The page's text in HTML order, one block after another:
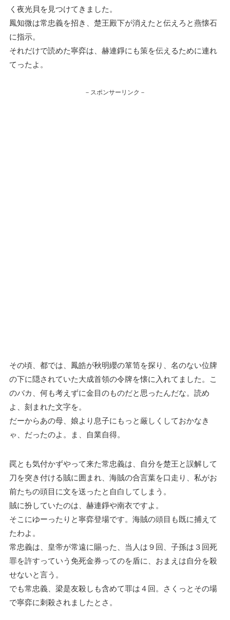
く夜光貝を見つけてきました。
鳳知微は常忠義を招き、楚王殿下が消えたと伝えろと燕懐石
に指示。
それだけで読めた寧弈は、赫連錚にも策を伝えるために連れ
てったよ。
－スポンサーリンク－
その頃、都では、鳳皓が秋明纓の箪笥を探り、名のない位牌
の下に隠されていた大成首領の令牌を懐に入れてました。こ
のバカ、何も考えずに金目のものだと思ったんだな。読め
よ、刻まれた文字を。
だーからあの母、娘より息子にもっと厳しくしておかなき
ゃ、だったのよ。ま、自業自得。
罠とも気付かずやって来た常忠義は、自分を楚王と誤解して
刀を突き付ける賊に囲まれ、海賊の合言葉を口走り、私がお
前たちの頭目に文を送ったと自白してしまう。
賊に扮していたのは、赫連錚や南衣ですよ。
そこにゆーったりと寧弈登場です。海賊の頭目も既に捕えて
たわよ。
常忠義は、皇帝が常遠に賜った、当人は９回、子孫は３回死
罪を許すっていう免死金券ってのを盾に、おまえは自分を殺
せないと言う。
でも常忠義、梁是友殺しも含めて罪は４回。さくっとその場
で寧弈に刺殺されましたとさ。